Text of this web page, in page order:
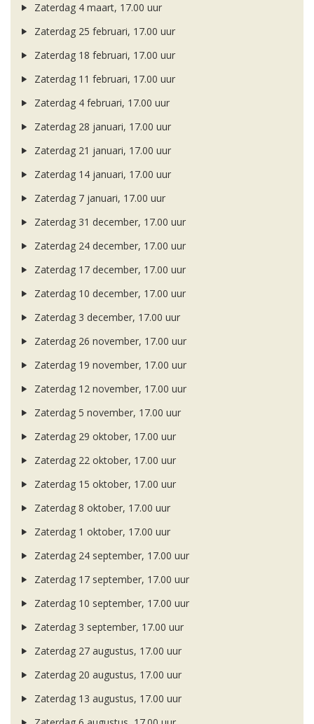
Zaterdag 4 maart, 17.00 uur
Zaterdag 25 februari, 17.00 uur
Zaterdag 18 februari, 17.00 uur
Zaterdag 11 februari, 17.00 uur
Zaterdag 4 februari, 17.00 uur
Zaterdag 28 januari, 17.00 uur
Zaterdag 21 januari, 17.00 uur
Zaterdag 14 januari, 17.00 uur
Zaterdag 7 januari, 17.00 uur
Zaterdag 31 december, 17.00 uur
Zaterdag 24 december, 17.00 uur
Zaterdag 17 december, 17.00 uur
Zaterdag 10 december, 17.00 uur
Zaterdag 3 december, 17.00 uur
Zaterdag 26 november, 17.00 uur
Zaterdag 19 november, 17.00 uur
Zaterdag 12 november, 17.00 uur
Zaterdag 5 november, 17.00 uur
Zaterdag 29 oktober, 17.00 uur
Zaterdag 22 oktober, 17.00 uur
Zaterdag 15 oktober, 17.00 uur
Zaterdag 8 oktober, 17.00 uur
Zaterdag 1 oktober, 17.00 uur
Zaterdag 24 september, 17.00 uur
Zaterdag 17 september, 17.00 uur
Zaterdag 10 september, 17.00 uur
Zaterdag 3 september, 17.00 uur
Zaterdag 27 augustus, 17.00 uur
Zaterdag 20 augustus, 17.00 uur
Zaterdag 13 augustus, 17.00 uur